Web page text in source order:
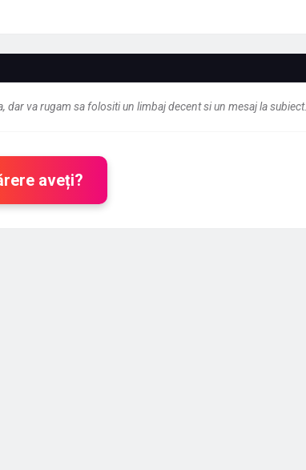
va rugam sa folositi un limbaj decent si un mesaj la subiect.
aveți?